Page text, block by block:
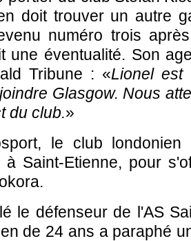
doit trouver un autre
numéro trois
une éventualité. Son
Tribune : «Lionel est
Glasgow. Nous
du club.»
le club londonien
Saint-Etienne, pour
le défenseur de l'AS
de 24 ans a paraphé